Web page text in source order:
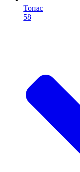
Топас
58